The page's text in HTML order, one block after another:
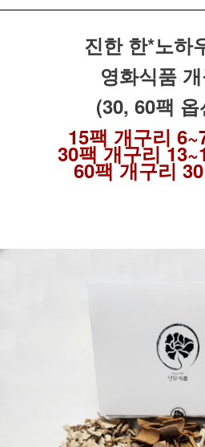
진한 한*노하
영화식품
(30, 60팩
15팩 개구리
30팩 개구리
60팩 개구리